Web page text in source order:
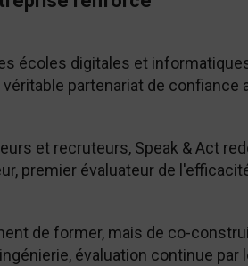
écoles digitales et
partenariat de confiance
et recruteurs, Speak & Act
premier évaluateur de
de former, mais de co-
évaluation continue